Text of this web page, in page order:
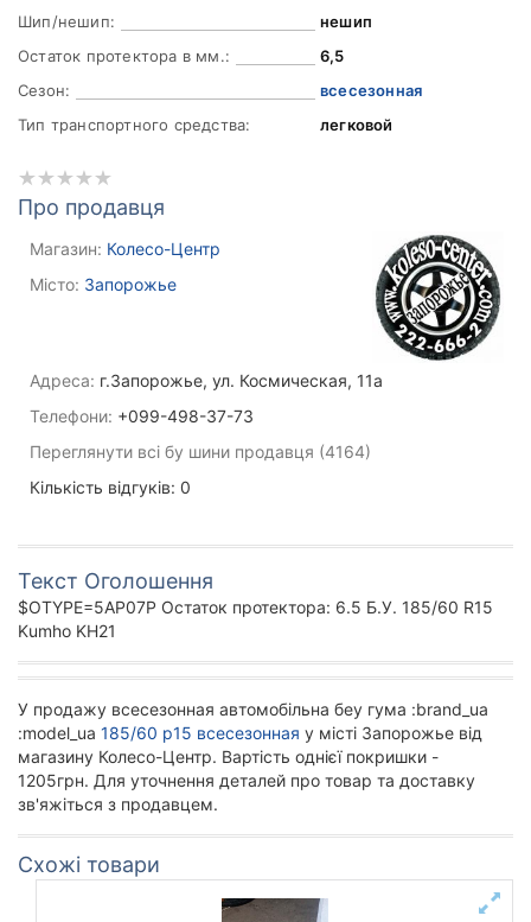
Шип/нешип:
нешип
Остаток протектора в мм.:
6,5
Сезон:
всесезонная
Тип транспортного средства:
легковой
Про продавця
Магазин: Колесо-Центр
Місто: Запорожье
Адреса: г.Запорожье, ул. Космическая, 11а
Телефони: +099-498-37-73
Переглянути всі бу шини продавця (4164)
Кількість відгуків: 0
Текст Оголошення
$OTYPE=5AP07P Остаток протектора: 6.5 Б.У. 185/60 R15
Kumho KH21
У продажу всесезонная автомобільна беу гума :brand_ua
:model_ua 185/60 р15 всесезонная у місті Запорожье від
магазину Колесо-Центр. Вартість однієї покришки -
1205грн. Для уточнення деталей про товар та доставку
зв'яжіться з продавцем.
Схожі товари